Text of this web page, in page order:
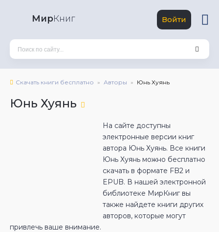
МирКниг Войти
Скачать книги бесплатно Авторы Юнь Хуянь
Юнь Хуянь
На сайте доступны
электронные версии книг
автора Юнь Хуянь. Все книги
Юнь Хуянь можно бесплатно
скачать в формате FB2 и
EPUB. В нашей электронной
библиотеке МирКниг вы
также найдете книги других
авторов, которые могут
привлечь ваше внимание.